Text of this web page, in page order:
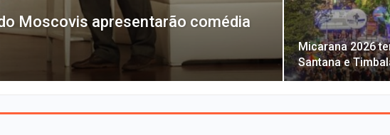
Moscovis apresentarão comédia
Micarana 2026
Santana e